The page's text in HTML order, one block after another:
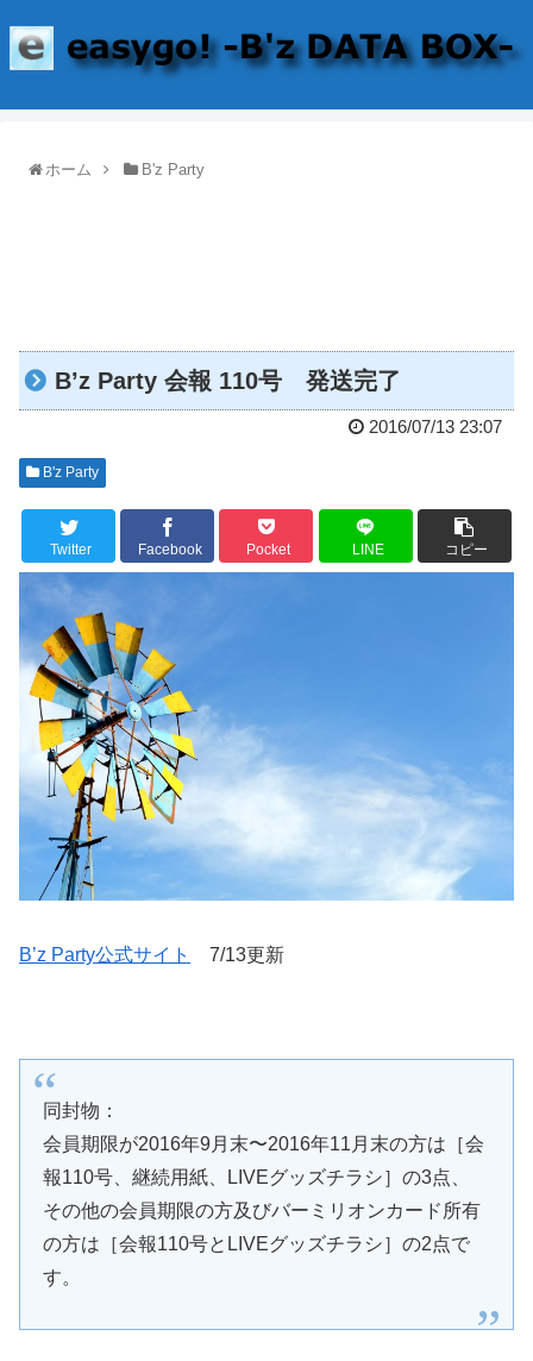
ホーム B'z Party
B’z Party 会報 110号 発送完了
2016/07/13 23:07
B'z Party
Twitter Facebook Pocket LINE コピー
B’z Party公式サイト 7/13更新
同封物：
会員期限が2016年9月末〜2016年11月末の方は［会
報110号、継続用紙、LIVEグッズチラシ］の3点、
その他の会員期限の方及びバーミリオンカード所有
の方は［会報110号とLIVEグッズチラシ］の2点で
す。